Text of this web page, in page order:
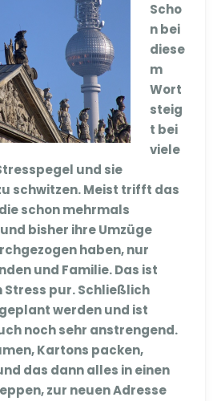
Scho
n bei
diese
m
Wort
steig
t bei
viele
und sie
schwitzen. Meist trifft das
schon mehrmals
bisher ihre Umzüge
haben, nur
und Familie. Das ist
pur. Schließlich
werden und ist
noch sehr anstrengend.
Kartons packen,
das dann alles in einen
zur neuen Adresse